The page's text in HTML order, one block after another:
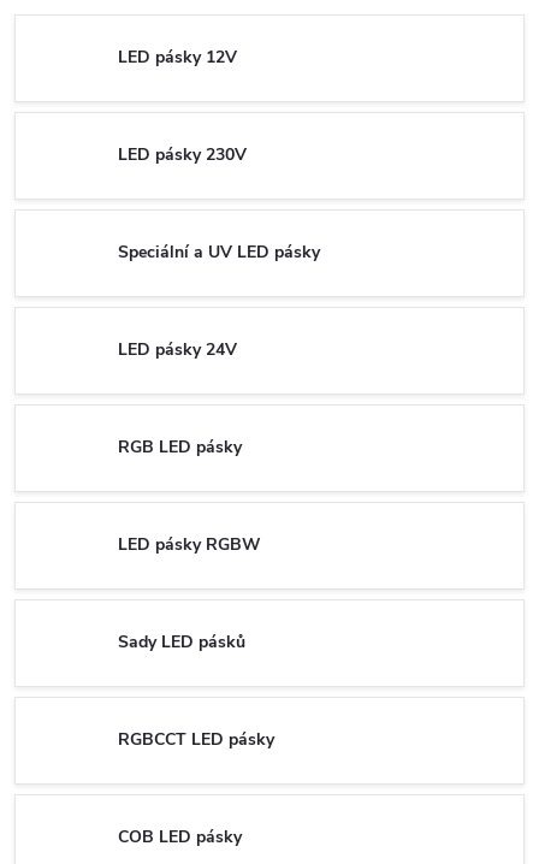
LED pásky 12V
LED pásky 230V
Speciální a UV LED pásky
LED pásky 24V
RGB LED pásky
LED pásky RGBW
Sady LED pásků
RGBCCT LED pásky
COB LED pásky